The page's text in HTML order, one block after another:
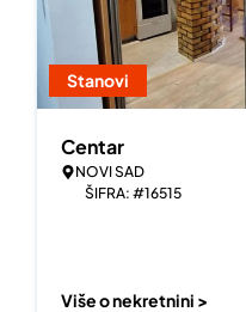
Stanovi
Centar
NOVI SAD
ŠIFRA: #16515
Više o nekretnini >